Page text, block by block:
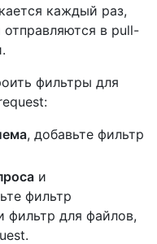
каждый раз,
в pull-
фильтры для
, добавьте фильтр
и
фильтр
фильтр для файлов,